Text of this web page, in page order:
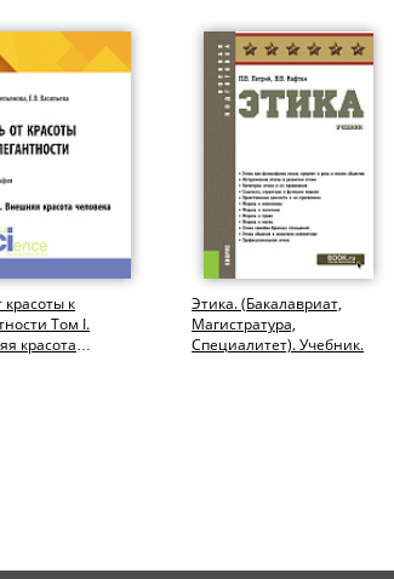
красоты к
Том I.
красота
Этика. (Бакалавриат,
Магистратура,
Специалитет). Учебник.